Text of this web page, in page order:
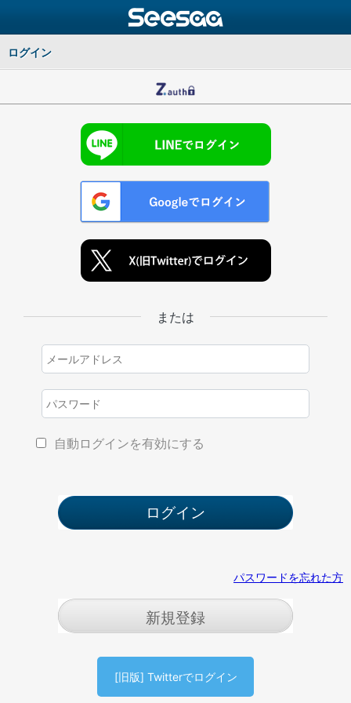
ログイン
または
自動ログインを有効にする
パスワードを忘れた方
新規登録
[旧版] Twitterでログイン